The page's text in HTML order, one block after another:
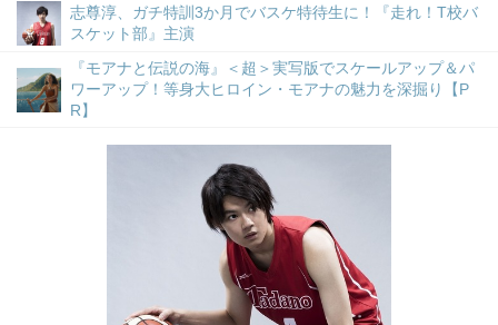
志尊淳、ガチ特訓3か月でバスケ特待生に！『走れ！T校バ
スケット部』主演
『モアナと伝説の海』＜超＞実写版でスケールアップ＆パ
ワーアップ！等身大ヒロイン・モアナの魅力を深掘り【P
R】